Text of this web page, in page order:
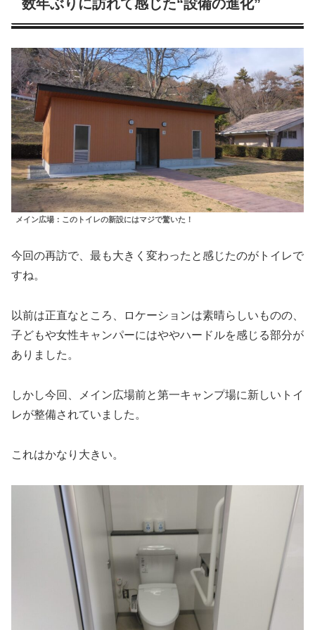
数年ぶりに訪れて感じた“設備の進化”
メイン広場：このトイレの新設にはマジで驚いた！
今回の再訪で、最も大きく変わったと感じたのがトイレで
すね。
以前は正直なところ、ロケーションは素晴らしいものの、
子どもや女性キャンパーにはややハードルを感じる部分が
ありました。
しかし今回、メイン広場前と第一キャンプ場に新しいトイ
レが整備されていました。
これはかなり大きい。